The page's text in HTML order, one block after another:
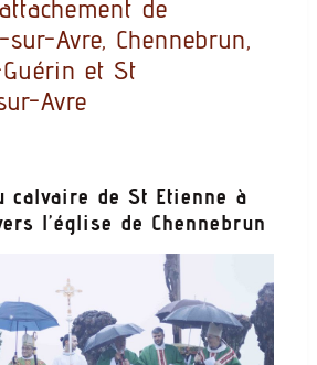
de
Avre, Chennebrun,
et St
Avre
calvaire de St Etienne à
l’église de Chennebrun